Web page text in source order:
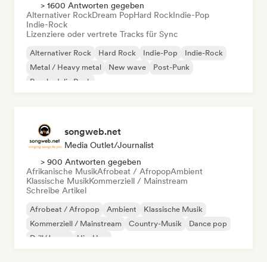
> 1600 Antworten gegeben
Alternativer RockDream PopHard RockIndie-Pop
Indie-Rock
Lizenziere oder vertrete Tracks für Sync
Alternativer Rock Hard Rock Indie-Pop
Indie-Rock
Metal / Heavy metal
New wave
Post-Punk
Psychedelic Rock
songweb.net
Media Outlet/Journalist
> 900 Antworten gegeben
Afrikanische MusikAfrobeat / AfropopAmbient
Klassische MusikKommerziell / Mainstream
Schreibe Artikel
Afrobeat / Afropop Ambient
Klassische Musik
Kommerziell / Mainstream
Country-Musik
Dance pop
Drill/Jersey
Hip-Hop